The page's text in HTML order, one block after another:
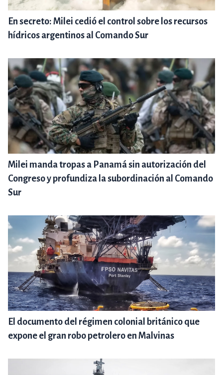
En secreto: Milei cedió el control sobre los recursos
hídricos argentinos al Comando Sur
Milei manda tropas a Panamá sin autorización del
Congreso y profundiza la subordinación al Comando
Sur
El documento del régimen colonial británico que
expone el gran robo petrolero en Malvinas